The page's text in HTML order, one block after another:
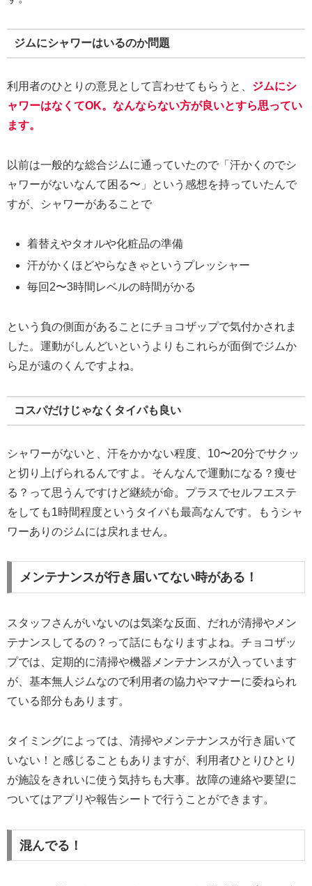
ジムにシャワーはいるのか問題
利用者のひとりの意見として言わせてもらうと、 ジムにシ
ャワーはなくてOK。なんならない方が良いとすら思ってい
ます。
以前は一般的な総合ジムに通っていたので「汗かくのでシ
ャワーがないなんて困る〜」という感想を持っていたんで
すが、シャワーがあることで
着替えやタオルや化粧品の準備
汗がかくほどやらなきゃというプレッシャー
毎回2〜3時間レベルの時間がかる
という負の側面があることにチョコザップで気付かされま
した。運動がしんどいというよりもこれらが面倒でジムか
ら足が遠のくんですよね。
コスパだけじゃなくタイパも良い
シャワーがないと、汗をかかない程度、10〜20分でサクッ
と切り上げられるんですよ。そんなんで運動になる？痩せ
る？って思うんですけど継続が命。プラスでセルフエステ
をしても1時間程度というタイパも最高なんです。もうシャ
ワーありのジムには戻れません。
メンテナンスが行き届いてない時がある！
スタッフさんがいないのは気楽な反面、だれが清掃やメン
テナンスしてるの？って話にもなりますよね。チョコザッ
プでは、定期的に清掃や機器メンテナンスが入っています
が、基本無人ジムなので利用者の協力やマナーに委ねられ
ている部分もあります。
タイミングによっては、清掃やメンテナンスが行き届いて
いない！と感じることもありますが、利用者ひとりひとり
が施設をきれいに使う気持ちも大事。故障の連絡や要望に
ついてはアプリや報告シートで行うことができます。
混んでる！